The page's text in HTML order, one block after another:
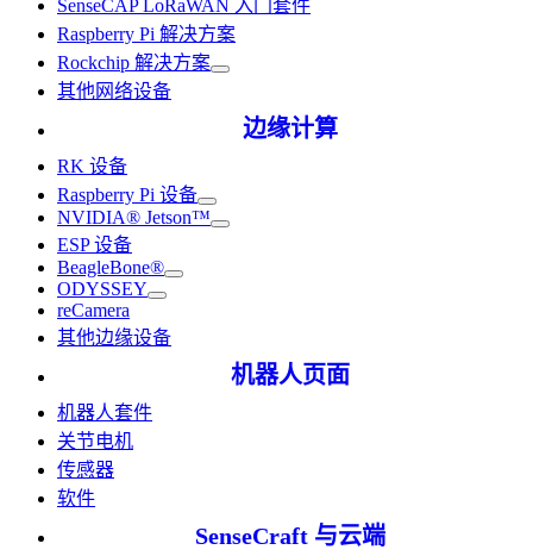
SenseCAP LoRaWAN 入门套件
Raspberry Pi 解决方案
Rockchip 解决方案
其他网络设备
边缘计算
RK 设备
Raspberry Pi 设备
NVIDIA® Jetson™
ESP 设备
BeagleBone®
ODYSSEY
reCamera
其他边缘设备
机器人页面
机器人套件
关节电机
传感器
软件
SenseCraft 与云端